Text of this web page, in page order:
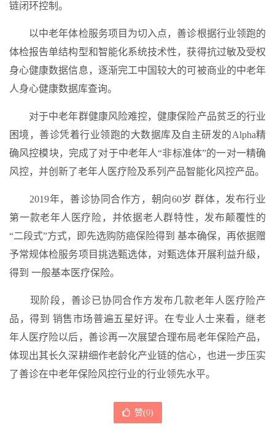
链闭环控制。
以中老年体检服务项目为切入点，善诊根据行业领跑的
体检报告单结构型和智能化系统技术性，获得抗过敏及受权
身心健康数据信息，逐渐完工中国较大的可被商业的中老年
人身心健康数据库查询。
对于中老年群健康风险难控，健康保险产品贫乏的行业
困境，善诊凭着行业领跑的大数据库及自主研发的Alpha精
确风控模块，完成了对于中老年人“非标准体”的一对一精确
风控，并创新了老年人医疗险及系列产品智能化风控产品。
2019年，善诊协同合作方，朝向60岁 群体，发布行业
第一款老年人医疗险，并依据老人群特性，发布颠覆性的
“二段式”方式，即先选购防癌保险得到 基本确保，再依据赠
予常规体检服务项目挑选甄选体，对甄选体开展利益升級，
得到 一般基本医疗保险。
现阶段，善诊已协同合作方发布几款老年人医疗险产
品，得到 销售市场普遍五星好评。在专业人士来看，继老
年人医疗险以后，善诊再一次展望合理布局老年保险产品，
体现出其长久深耕细作老龄化产业链的信心，也进一步压实
了善诊在中老年保险风控行业的行业领先水平。
赞(0)